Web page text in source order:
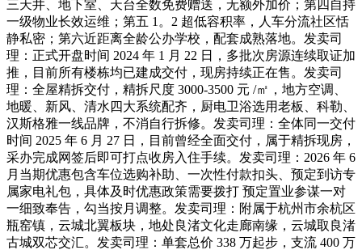
三天井、地下室、天台全数免费赠送，无额外加价；第四自持
一级物业长效运维；第五 1。2 超低容积率，人车分流社区恬
静私密；第六近距离全龄公办学校，配套成熟落地。发卖司
理：正式开盘时间 2024 年 1 月 22 日，多批次房源连续取证加
推，目前所有楼栋均已建成交付，现房持续正在售。发卖司
理：全屋精拆交付，精拆尺度 3000-3500 元 /㎡，地方空调、
地暖、新风、清水四大系统配齐，厨电卫浴选用老板、科勒、
汉斯格雅一线品牌，不消自行拆修。发卖司理：全体同一交付
时间 2025 年 6 月 27 日，目前曾经全面交付，属于精拆现房，
采办完成网签后即可打点收房入住手续。发卖司理：2026 年 6
月当期优惠包含车位选购补助、一次性付款扣头、预定到访专
属家电礼包，具体及时优惠政策需要拨打 预定置业参谋一对
一细致奉告，勾当按月调整。发卖司理：附属于杭州市余杭区
瓶窑镇，云城北翼板块，地处良渚文化走廊南缘，云城取良渚
古城双芯交汇。发卖司理：单套总价 338 万起步，支流 400 万